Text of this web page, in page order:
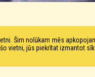
Šim nolūkam mēs
vietni, jūs piekrītat izmantot